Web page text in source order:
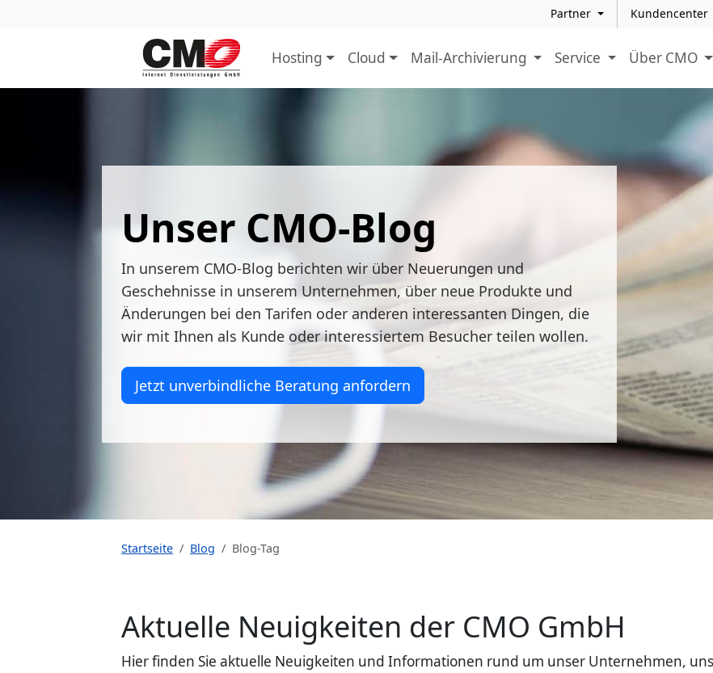
Partner Kundencenter
Hosting Cloud Mail-Archivierung Service Über CMO
Unser CMO-Blog
In unserem CMO-Blog berichten wir über Neuerungen und
Geschehnisse in unserem Unternehmen, über neue Produkte und
Änderungen bei den Tarifen oder anderen interessanten Dingen, die
wir mit Ihnen als Kunde oder interessiertem Besucher teilen wollen.
Jetzt unverbindliche Beratung anfordern
Startseite Blog Blog-Tag
Aktuelle Neuigkeiten der CMO GmbH
Hier finden Sie aktuelle Neuigkeiten und Informationen rund um unser Unternehmen,